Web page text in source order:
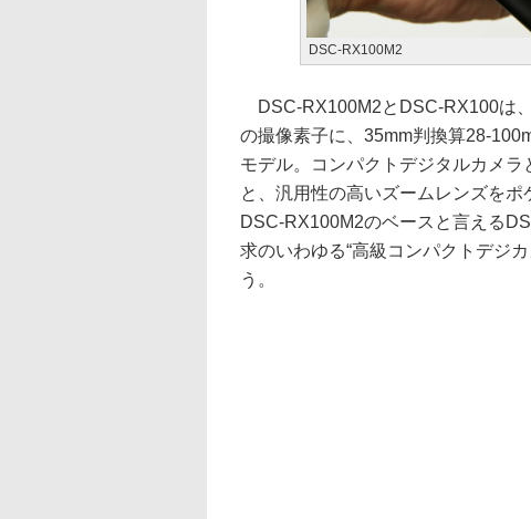
DSC-RX100M2
DSC-RX100M2とDSC-RX100は
の撮像素子に、35mm判換算28-
モデル。コンパクトデジタルカメ
と、汎用性の高いズームレンズをポ
DSC-RX100M2のベースと言える
求のいわゆる“高級コンパクトデジ
う。